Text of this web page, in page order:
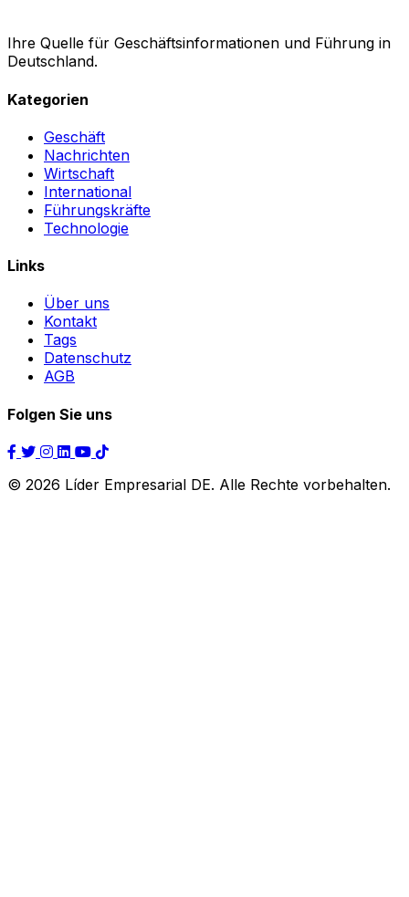
Ihre Quelle für Geschäftsinformationen und Führung in
Deutschland.
Kategorien
Geschäft
Nachrichten
Wirtschaft
International
Führungskräfte
Technologie
Links
Über uns
Kontakt
Tags
Datenschutz
AGB
Folgen Sie uns
© 2026 Líder Empresarial DE. Alle Rechte vorbehalten.